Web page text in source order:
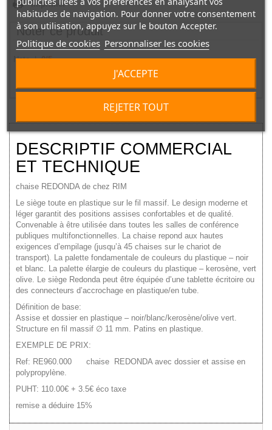
Imprimer
Noter ce produit
Note |0/5
DESCRIPTIF COMMERCIAL
ET TECHNIQUE
chaise REDONDA de chez RIM
Le siège toute en plastique sur le fil massif. Le design moderne et
léger garantit des positions assises confortables et de qualité.
Convenable à être utilisée dans toutes les salles de conférence
publiques multifonctionnelles. La chaise repond aux hautes
exigences d’empilage (jusqu’à 45 chaises sur le chariot de
transport). La palette fondamentale de couleurs du plastique – noir
et blanc. La palette élargie de couleurs du plastique – kerosène, vert
olive . Le siège Redonda peut être équipée d’une tablette écritoire ou
des connecteurs d’accrochage en plastique/en tube.
Définition de base:
Assise et dossier en plastique – noir/blanc/kerosène/olive vert.
Structure en fil massif ∅ 11 mm. Patins en plastique.
EXEMPLE DE PRIX:
Ref: RE960.000 chaise REDONDA avec dossier et assise en
polypropylène.
PUHT: 110.00€ + 3.5€ éco taxe
remise a déduire 15%
habitudes de navigation. Pour donner votre consentement
à son utilisation, appuyez sur le bouton Accepter.
Politique de cookies Personnaliser les cookies
REJETER TOUT
J'ACCEPTE